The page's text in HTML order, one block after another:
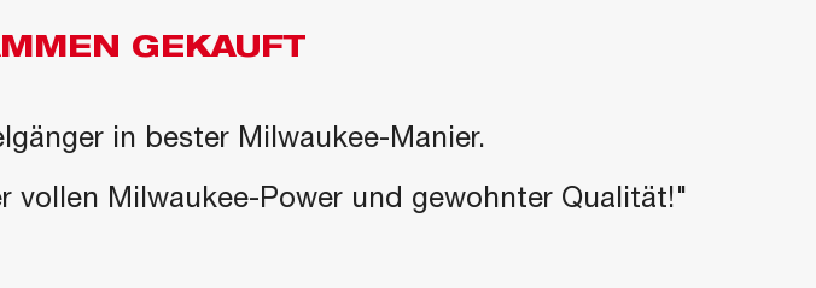
GEKAUFT
in bester Milwaukee-Manier.
vollen Milwaukee-Power und gewohnter Qualität!"